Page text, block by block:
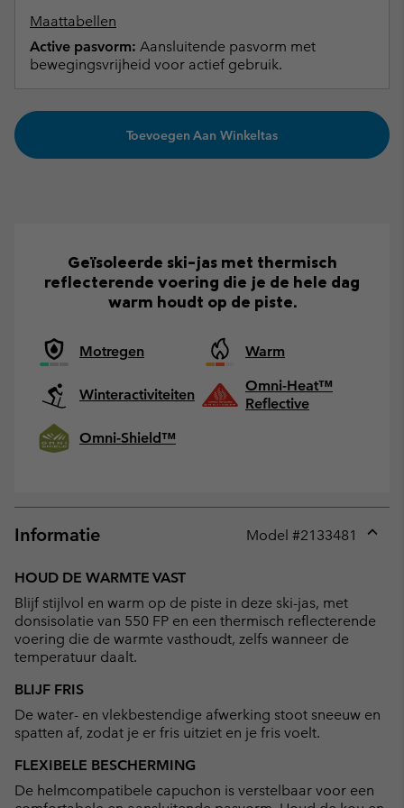
Maattabellen
Active pasvorm: Aansluitende pasvorm met
bewegingsvrijheid voor actief gebruik.
Toevoegen Aan Winkeltas
Geïsoleerde ski-jas met thermisch
reflecterende voering die je de hele dag
warm houdt op de piste.
Motregen Warm
Winteractiviteiten
Omni-Heat™
Reflective
Omni-Shield™
Informatie Model #2133481
HOUD DE WARMTE VAST
Blijf stijlvol en warm op de piste in deze ski-jas, met
donsisolatie van 550 FP en een thermisch reflecterende
voering die de warmte vasthoudt, zelfs wanneer de
temperatuur daalt.
BLIJF FRIS
De water- en vlekbestendige afwerking stoot sneeuw en
spatten af, zodat je er fris uitziet en je fris voelt.
FLEXIBELE BESCHERMING
De helmcompatibele capuchon is verstelbaar voor een